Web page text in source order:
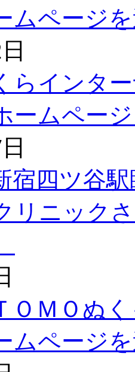
ムページ
インター
ームペー
四ツ谷駅
リニック
ＭＯぬく
ムページ